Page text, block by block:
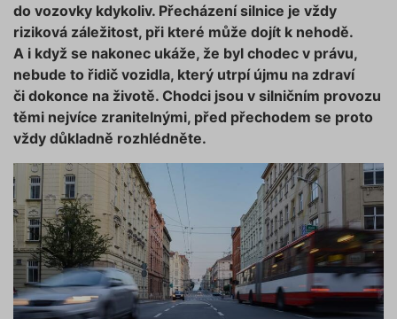
do vozovky kdykoliv. Přecházení silnice je vždy
riziková záležitost, při které může dojít k nehodě.
A i když se nakonec ukáže, že byl chodec v právu,
nebude to řidič vozidla, který utrpí újmu na zdraví
či dokonce na životě. Chodci jsou v silničním provozu
těmi nejvíce zranitelnými, před přechodem se proto
vždy důkladně rozhlédněte.